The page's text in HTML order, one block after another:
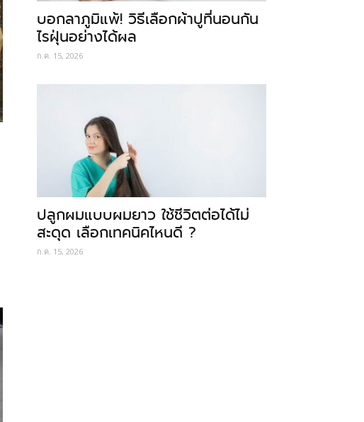
บอกลาภูมิแพ้! วิธีเลือกผ้าปูที่นอนกัน
ไรฝุ่นอย่างได้ผล
ก.ค. 15, 2026
ปลูกผมแบบผมยาว ใช้ชีวิตต่อได้ไม่
สะดุด เลือกเทคนิคไหนดี ?
ก.ค. 15, 2026